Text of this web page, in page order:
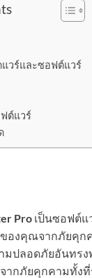
วร์และซอฟต์แวร์
ต์แวร์
Pro เป็นซอฟต์
องคุณจากภัยคุก
มปลอดภัยอันทร
ากภัยคุกคามทั้ง